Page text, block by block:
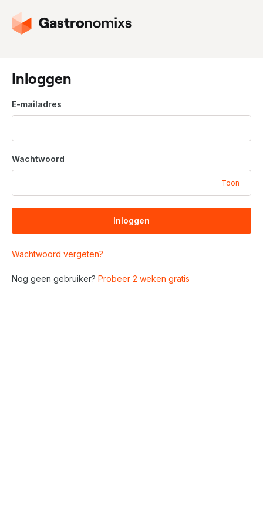
G
a
a
r
d
e
o
m
e
a
g
n
a
Inloggen
E-mailadres
Wachtwoord
Toon
Inloggen
Wachtwoord vergeten?
Nog geen gebruiker? Probeer 2 weken gratis